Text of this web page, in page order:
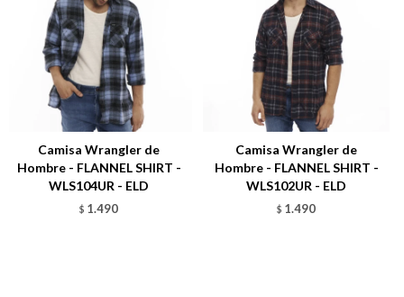
Camisa Wrangler de
Hombre - FLANNEL SHIRT -
WLS104UR - ELD
$ 1.490
Camisa Wrangler de
Hombre - FLANNEL SHIRT -
WLS102UR - ELD
$ 1.490